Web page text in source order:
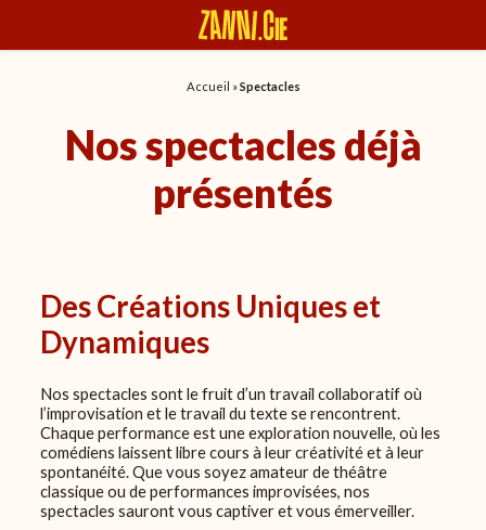
Accueil »Spectacles
Nos spectacles déjà
présentés
Des Créations Uniques et
Dynamiques
Nos spectacles sont le fruit d’un travail collaboratif où
l’improvisation et le travail du texte se rencontrent.
Chaque performance est une exploration nouvelle, où les
comédiens laissent libre cours à leur créativité et à leur
spontanéité. Que vous soyez amateur de théâtre
classique ou de performances improvisées, nos
spectacles sauront vous captiver et vous émerveiller.
Panneau de gestion des cookies